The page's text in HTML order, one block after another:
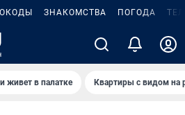
ЗНАКОМСТВА ПОГОДА
живет в палатке Квартиры с видом на